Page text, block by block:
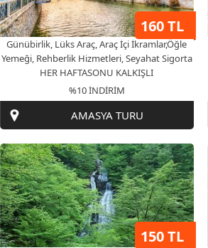
Yemeği, Rehberlik Hizmetleri, Seyahat Sigorta
HER HAFTASONU KALKIŞLI
%10 İNDİRİM
AMASYA TURU
Günübirlik, Lüks Araç, Araç İçi İkramlar,Öğle
Yemeği, Rehberlik Hizmetleri, Seyahat Sigorta
% 20 Özel İndirimli
150 TL